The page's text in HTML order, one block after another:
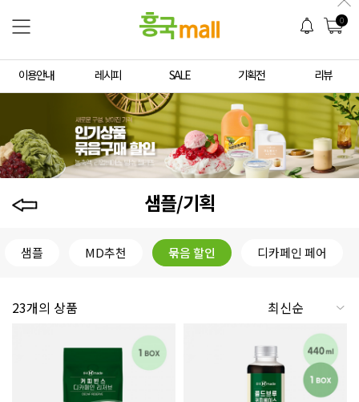
0
이용안내 레시피 SALE 기획전 리뷰
샘플/기획
샘플 MD추천 묶음 할인 디카페인 페어
23개의 상품